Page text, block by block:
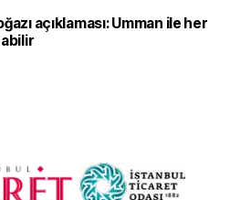
açıklaması: Umman ile her